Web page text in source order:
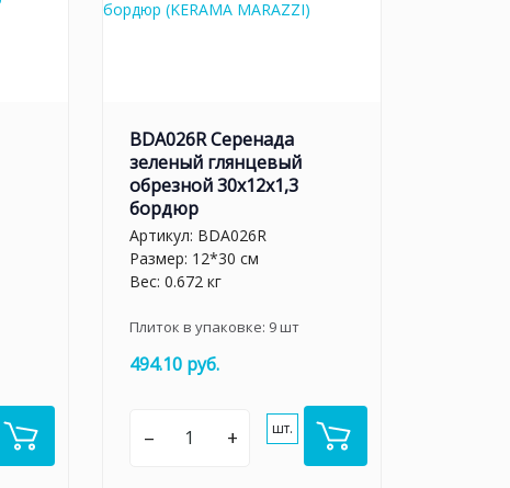
BDA026R Серенада
зеленый глянцевый
обрезной 30x12x1,3
бордюр
Артикул: BDA026R
Размер: 12*30 см
Вес: 0.672 кг
Плиток в упаковке: 9шт
494.10 руб.
– + шт.